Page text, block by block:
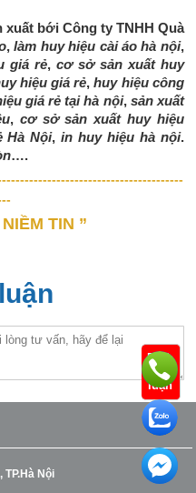
xuất bới Công ty TNHH Quà
,làm huy hiệu cài áo hà nội,
giá rẻ, cơ sở sản xuất huy
hiệu giá rẻ,huy hiệu công
giá rẻ tại hà nội, sản xuất
, cơ sở sản xuất huy hiệu
Hà Nội,in huy hiệu hà nội.
….
TIN ”
Bình
luận
TP.Hà Nội